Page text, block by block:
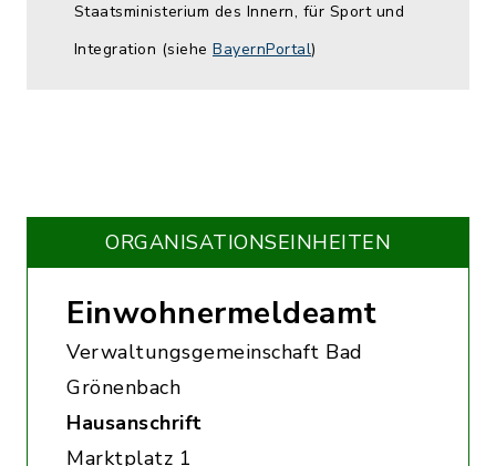
Staatsministerium des Innern, für Sport und
Integration (siehe BayernPortal)
ORGANISATIONS­EINHEITEN
Einwohnermeldeamt
Verwaltungsgemeinschaft Bad
Grönenbach
Hausanschrift
Marktplatz 1